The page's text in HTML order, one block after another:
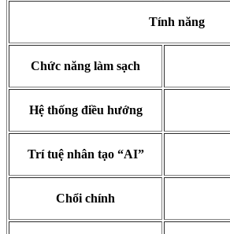
Tính năng
Chức năng làm sạch
Hệ thống điều hướng
Trí tuệ nhân tạo “AI”
Chổi chính